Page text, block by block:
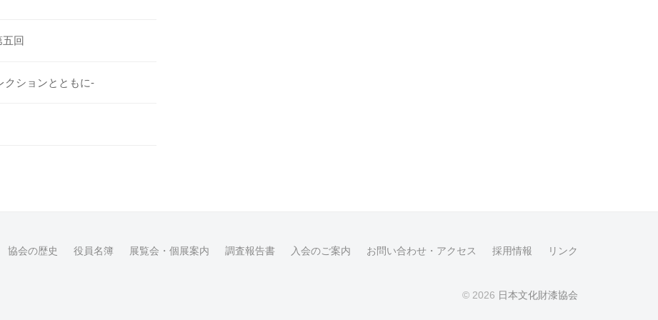
回
ションとともに-
協会の歴史 役員名簿 展覧会・個展案内 調査報告書 入会のご案内 お問い合わせ・アクセス 採用情報 リンク
© 2026 日本文化財漆協会